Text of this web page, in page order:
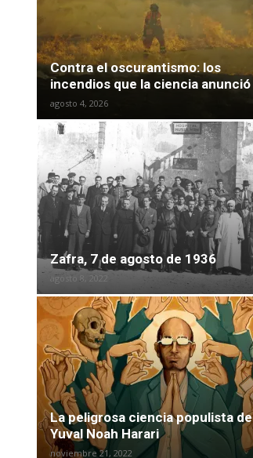
Contra el oscurantismo: los
incendios que la ciencia anunció
agosto 4, 2026
Zafra, 7 de agosto de 1936
agosto 8, 2022
La peligrosa ciencia populista de
Yuval Noah Harari
noviembre 21, 2022